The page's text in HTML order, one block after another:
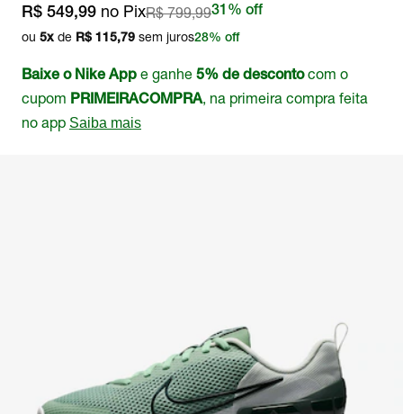
R$ 549,99 no PixR$ 799,9931% off
ou 5x de R$ 115,79 sem juros28% off
Baixe o Nike App e ganhe 5% de descontocom o
cupom PRIMEIRACOMPRA, na primeira compra feita
no app Saiba mais